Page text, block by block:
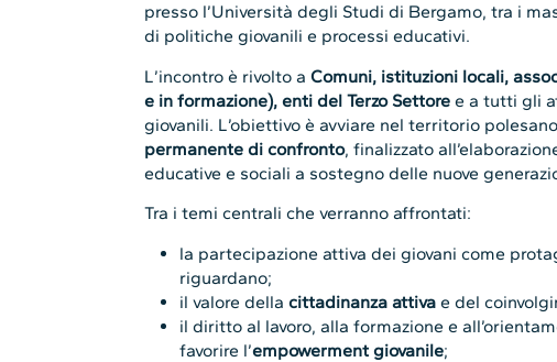
presso l’Università degli Studi di Bergamo, tra i
di politiche giovanili e processi educativi.
L’incontro è rivolto aComuni, istituzioni locali,
e in formazione), enti del Terzo Settore e a tutti gli
giovanili. L’obiettivo è avviare nel territorio
permanente di confronto, finalizzato
educative e sociali a sostegno delle nuove
Tra i temi centrali che verranno affrontati:
la partecipazione attiva dei giovani come
riguardano;
il valore dellacittadinanza attiva e del
il diritto al lavoro, alla formazione e
favorire l’empowerment giovanile;